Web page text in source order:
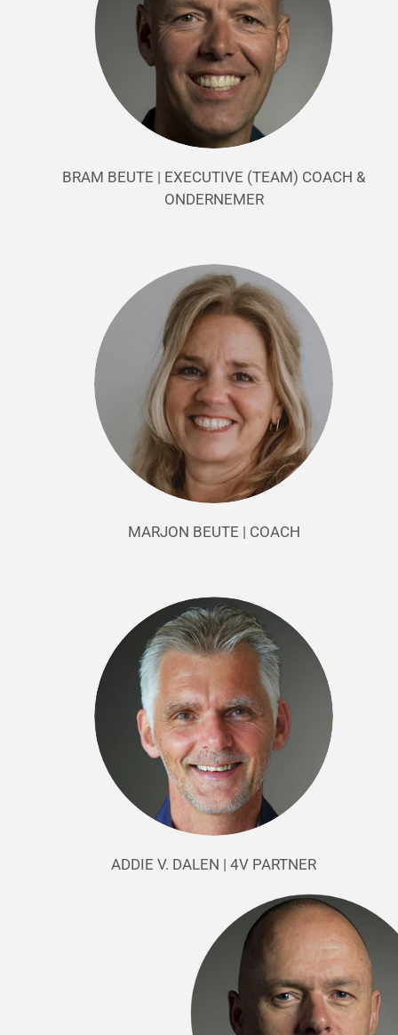
BRAM BEUTE | EXECUTIVE (TEAM) COACH &
ONDERNEMER
MARJON BEUTE | COACH
ADDIE V. DALEN | 4V PARTNER